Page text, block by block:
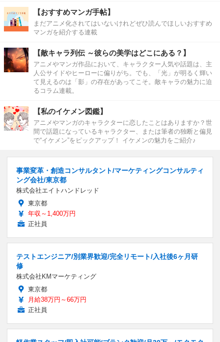
【おすすめマンガ手帖】
まだアニメ化されてはいないけれどぜひ読んでほしいおすすめ
マンガを紹介する連載
【敵キャラ列伝 ～彼らの美学はどこにある？】
アニメやマンガ作品において、キャラクター人気や話題は、主
人公サイドやヒーローに偏りがち。でも、「光」が明るく輝い
て見えるのは「影」の存在があってこそ。敵キャラの魅力に迫
るコラム連載。
【私のイケメン図鑑】
アニメやマンガのキャラクターに恋したことはありますか？世
間で話題になっているキャラクター、または筆者の独断と偏見
で“イケメン”をピックアップ！ イケメンの魅力をご紹介♪
事業変革・創造コンサルタント/マーケティングコンサルティ
ング会社/東京都
株式会社エイトハンドレッド
東京都
年収～1,400万円
正社員
テストエンジニア/別業界歓迎/完全リモート/入社後6ヶ月研
修
株式会社KMマーケティング
東京都
月給38万円～66万円
正社員